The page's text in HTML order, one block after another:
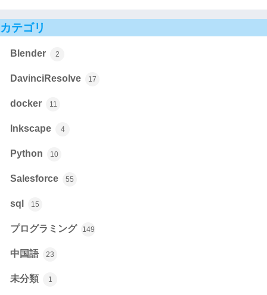
カテゴリ
Blender 2
DavinciResolve 17
docker 11
Inkscape 4
Python 10
Salesforce 55
sql 15
プログラミング 149
中国語 23
未分類 1